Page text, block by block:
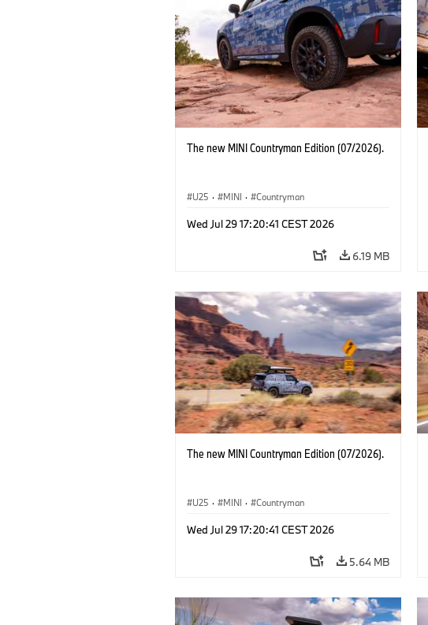
The new MINI Countryman Edition (07/2026).
U25 · MINI · Countryman
Wed Jul 29 17:20:41 CEST 2026
6.19 MB
The new MINI Countryman Edition (07/2026).
U25 · MINI · Countryman
Wed Jul 29 17:20:41 CEST 2026
5.64 MB